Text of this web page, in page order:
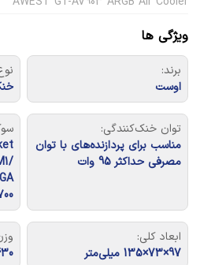
ویژگی ها
برند:
اوست
توان خنک‌کنندگی:
مناسب برای پردازنده‌های با توان
مصرفی حداکثر 95 وات
ابعاد کلی:
97×73×135 میلی‌متر
430